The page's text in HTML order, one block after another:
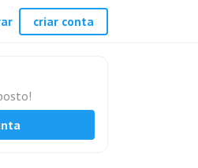
criar conta